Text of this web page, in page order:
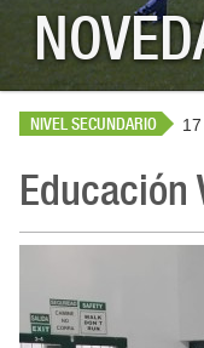
NIVEL SECUNDARIO
Educación